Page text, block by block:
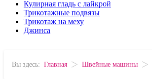
Кулирная гладь с лайкрой
Трикотажные подвязы
Трикотаж на меху
Джинса
Вы здесь: Главная > Швейные машины >